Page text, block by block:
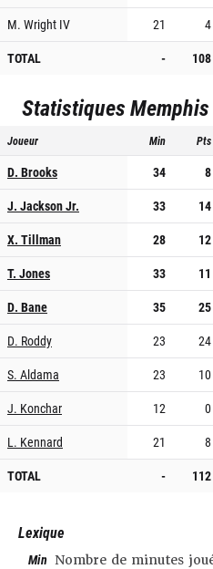
M. Wright IV
21 4
TOTAL
- 108
Statistiques
Joueur Min Pts
D. Brooks 34 8
J. Jackson Jr.
33 14
X. Tillman
28 12
T. Jones
33 11
D. Bane
35 25
D. Roddy
23 24
S. Aldama
23 10
J. Konchar
12 0
L. Kennard
21 8
TOTAL
- 112
Lexique
Min Nombre de minutes